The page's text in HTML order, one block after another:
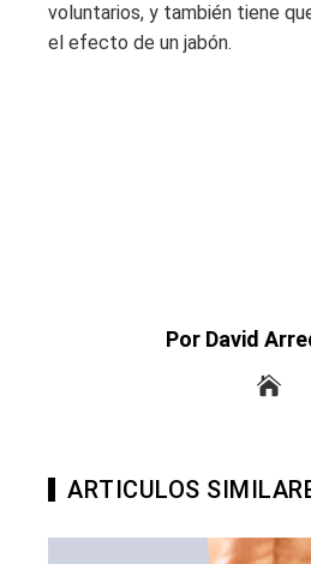
voluntarios, y también tiene
el efecto de un jabón.
Por David
ARTICULOS